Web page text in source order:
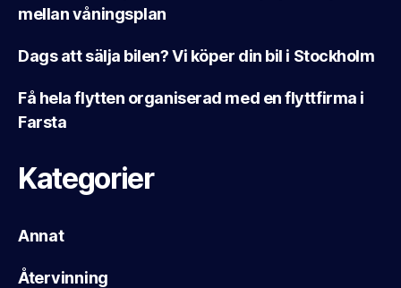
mellan våningsplan
Dags att sälja bilen? Vi köper din bil i Stockholm
Få hela flytten organiserad med en flyttfirma i
Farsta
Kategorier
Annat
Återvinning